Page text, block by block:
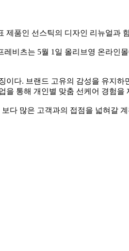
제품인 선스틱의 디자인 리뉴얼과
비츠는 5월 1일 올리브영 온라인
다. 브랜드 고유의 감성을 유지
을 통해 개인별 맞춤 선케어 경험을
많은 고객과의 접점을 넓혀갈